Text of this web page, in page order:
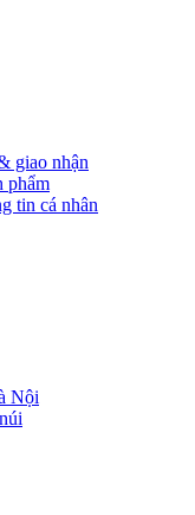
giao nhận
phẩm
tin cá nhân
Nội